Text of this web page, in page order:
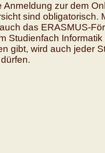
Anmeldung zur dem
sind obligatorisch.
das ERASMUS-
Studienfach
gibt, wird auch jeder